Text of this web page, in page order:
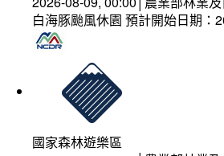
白海豚颱風休園 預計開始日期
國家森林遊樂區